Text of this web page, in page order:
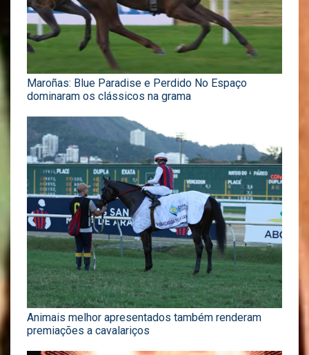
Maroñas: Blue Paradise e Perdido No Espaço
dominaram os clássicos na grama
Animais melhor apresentados também renderam
premiações a cavalariços